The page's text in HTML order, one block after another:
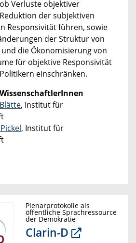
Verluste objektiver
der subjektiven
Responsivität führen, sowie
der Struktur von
die Ökonomisierung von
für objektive Responsivität
einschränken.
, Institut für
, Institut für
Plenarprotokolle als
öffentliche Sprachressource
der Demokratie
Clarin-D